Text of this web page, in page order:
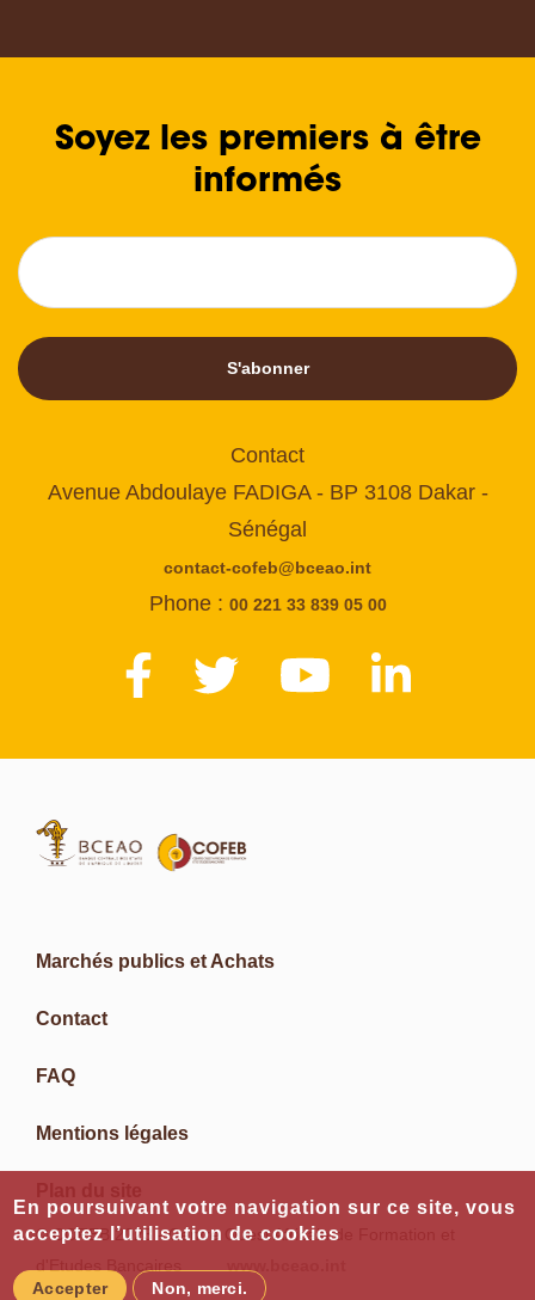
Soyez les premiers à être
informés
S'abonner
Contact
Avenue Abdoulaye FADIGA - BP 3108 Dakar -
Sénégal
contact-cofeb@bceao.int
Phone : 00 221 33 839 05 00
Marchés publics et Achats
Contact
FAQ
Mentions légales
© COFEB 2023 - Centre Ouest Africain de Formation et
En poursuivant votre navigation sur ce site, vous
acceptez l’utilisation de cookies
Accepter Non, merci.